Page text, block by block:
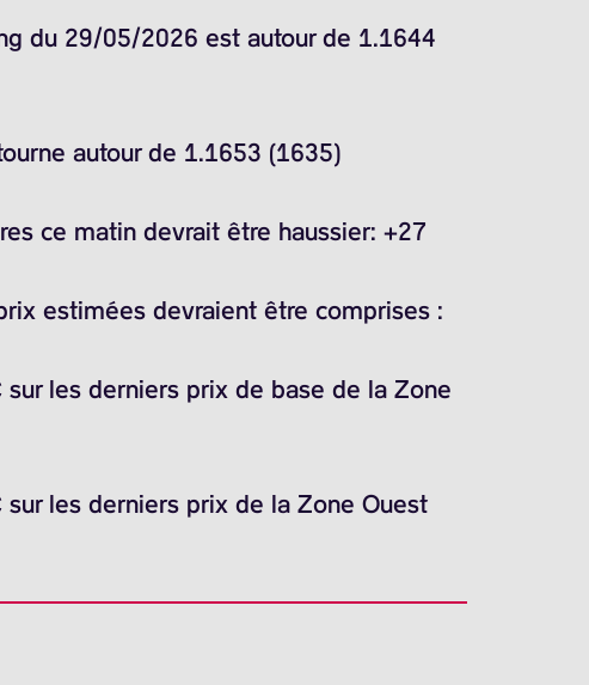
du 29/05/2026 est autour de 1.1644
autour de 1.1653 (1635)
ce matin devrait être haussier: +27
estimées devraient être comprises :
les derniers prix de base de la Zone
les derniers prix de la Zone Ouest